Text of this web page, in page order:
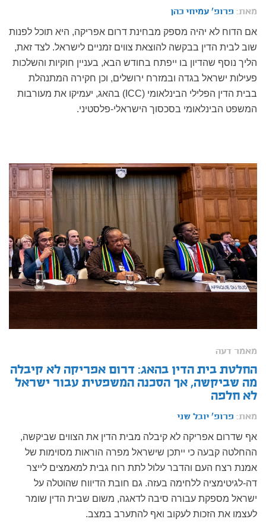
מאת: פרופ' עמיחי כהן
אם הדוח לא יהיה מספק מבחינת דרום אפריקה, היא תוכל לפנות
שוב לבית הדין בבקשה להוצאת צווים זמניים לישראל. לצד זאת,
הליך נוסף שהדיון בו ייפתח בחודש הבא, בעניין חוקיות והשלכות
פעילות ישראל בגדה ובמזרח ירושלים, וכן חקירה המתנהלת
בבית הדין הפלילי הבינלאומי (ICC) בהאג, יעמיקו את מעורבות
המשפט הבינלאומי בסכסוך הישראלי-פלסטיני.
מאמר דעה
החלטת בית הדין בהאג: דרום אפריקה לא קיבלה
מה שביקשה, אך הסכנה המשפטית עבור ישראל
לא חלפה
מאת: פרופ' יובל שני
אף שדרום אפריקה לא קיבלה מבית הדין את הצווים שביקשה,
ההחלטה קבעה כי ייתכן שישראל מפרה הוראות מסוימות של
אמנת רצח העם והדבר עלול לתת רוח גבית למאמצים לייצר
דה-לגיטימציה ללחימה בעזה. גם חובת הדיווח שהוטלה על
ישראל מספקת עבורה סיבה לדאגה, משום שבית הדין שומר
לעצמו את הזכות לעקוב ואף להתערב במצב.